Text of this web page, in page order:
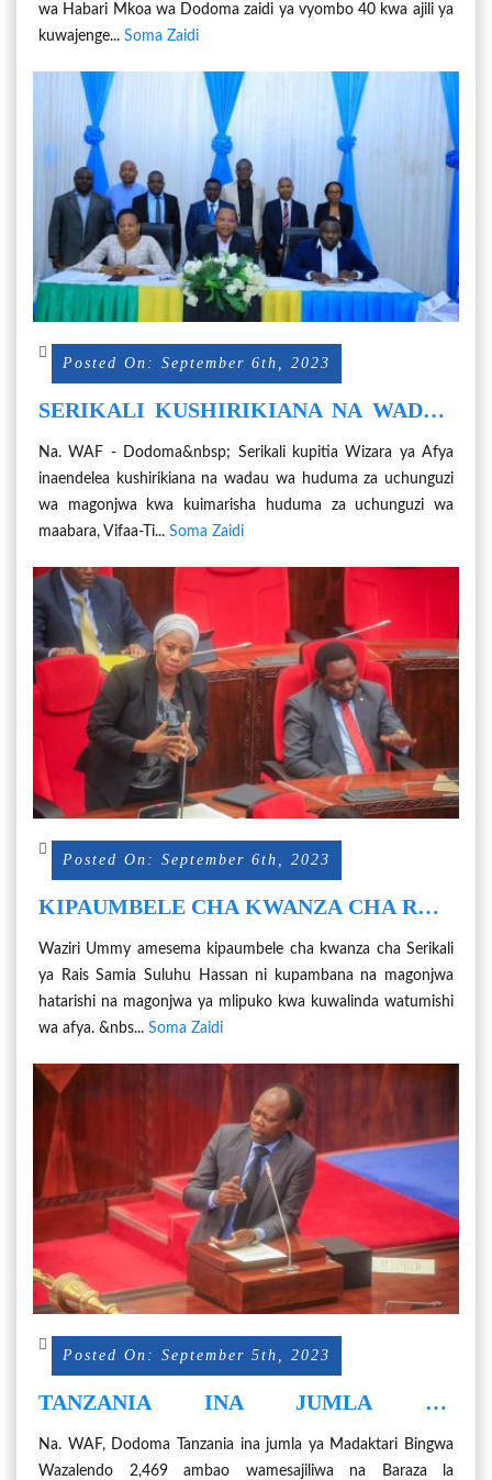
wa Habari Mkoa wa Dodoma zaidi ya vyombo 40 kwa ajili ya
kuwajenge... Soma Zaidi
Posted On: September 6th, 2023
SERIKALI KUSHIRIKIANA NA WADAU
UCHUNGUZI WA MAABARA
Na. WAF - Dodoma&nbsp; Serikali kupitia Wizara ya Afya
inaendelea kushirikiana na wadau wa huduma za uchunguzi
wa magonjwa kwa kuimarisha huduma za uchunguzi wa
maabara, Vifaa-Ti... Soma Zaidi
Posted On: September 6th, 2023
KIPAUMBELE CHA KWANZA CHA RAIS
MAGONJWA HATARISHI KWA
KUWALINDA WATUMISHI WA AFYA
Waziri Ummy amesema kipaumbele cha kwanza cha Serikali
ya Rais Samia Suluhu Hassan ni kupambana na magonjwa
hatarishi na magonjwa ya mlipuko kwa kuwalinda watumishi
wa afya. &nbs... Soma Zaidi
Posted On: September 5th, 2023
TANZANIA INA JUMLA YA
2,469
Na. WAF, Dodoma Tanzania ina jumla ya Madaktari Bingwa
Wazalendo 2,469 ambao wamesajiliwa na Baraza la